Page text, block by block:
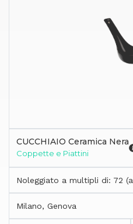
CUCCHIAIO Ceramica Nera
Coppette e Piattini
Noleggiato a multipli di: 72
Milano, Genova